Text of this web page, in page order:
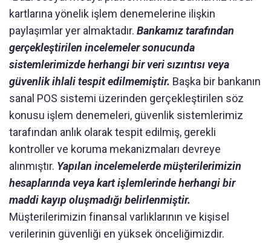
kartlarına yönelik işlem denemelerine ilişkin
paylaşımlar yer almaktadır. Bankamız tarafından
gerçekleştirilen incelemeler sonucunda
sistemlerimizde herhangi bir veri sızıntısı veya
güvenlik ihlali tespit edilmemiştir. Başka bir bankanın
sanal POS sistemi üzerinden gerçekleştirilen söz
konusu işlem denemeleri, güvenlik sistemlerimiz
tarafından anlık olarak tespit edilmiş, gerekli
kontroller ve koruma mekanizmaları devreye
alınmıştır. Yapılan incelemelerde müşterilerimizin
hesaplarında veya kart işlemlerinde herhangi bir
maddi kayıp oluşmadığı belirlenmiştir.
Müşterilerimizin finansal varlıklarının ve kişisel
verilerinin güvenliği en yüksek önceliğimizdir.